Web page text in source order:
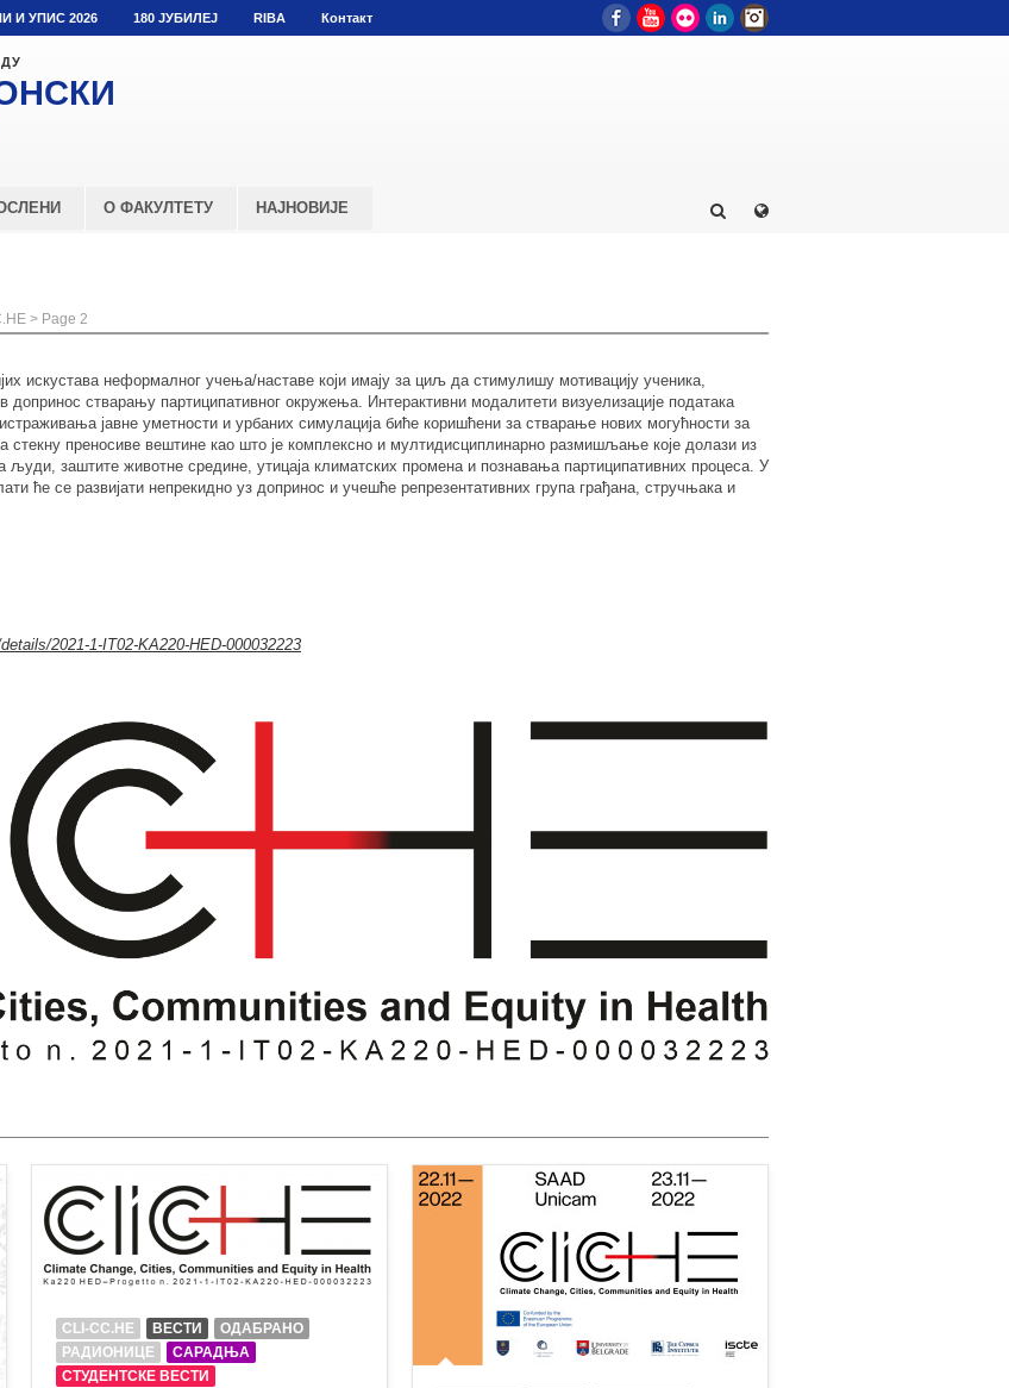
И УПИС 2026 180 ЈУБИЛЕЈ RIBA Контакт FacebookYouTube
Flickr LinkedIn
О ФАКУЛТЕТУ НАЈНОВИЈЕ
> Page 2
искустава неформалног учења/наставе који имају за циљ да стимулишу мотивацију ученика,
стварању партиципативног окружења. Интерактивни модалитети визуелизације података
јавне уметности и урбаних симулација биће коришћени за стварање нових могућности за
преносиве вештине као што је комплексно и мултидисциплинарно размишљање које долази из
заштите животне средине, утицаја климатских промена и познавања партиципативних процеса. У
ће се развијати непрeкидно уз допринос и учешће репрезентативних група грађана, стручњака и
2021-1-IT02-KA220-HED-000032223
CLI-CC.HE ВЕСТИ
ОДАБРАНО
РАДИОНИЦЕ
САРАДЊА
СТУДЕНТСКЕ ВЕСТИ